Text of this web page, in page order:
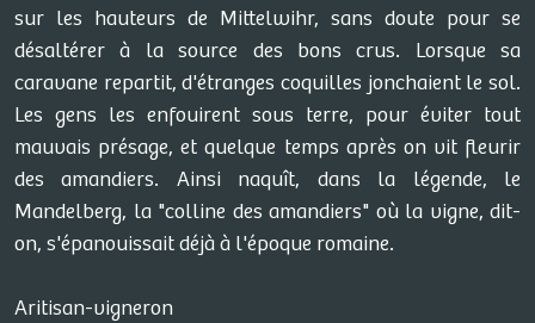
sur les hauteurs de Mittelwihr, sans doute pour se
désaltérer à la source des bons crus. Lorsque sa
caravane repartit, d'étranges coquilles jonchaient le sol.
Les gens les enfouirent sous terre, pour éviter tout
mauvais présage, et quelque temps après on vit fleurir
des amandiers. Ainsi naquît, dans la légende, le
Mandelberg, la "colline des amandiers" où la vigne, dit-
on, s'épanouissait déjà à l'époque romaine.
Aritisan-vigneron